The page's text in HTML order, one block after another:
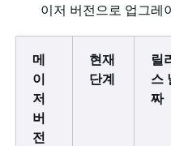
이저 버전으로 업그레
메
이
저
버
전
현재
단계
릴
스
짜